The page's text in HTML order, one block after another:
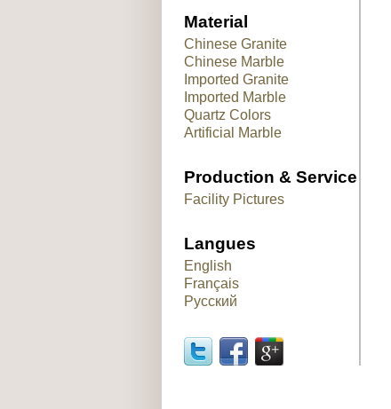
Material
Chinese Granite
Chinese Marble
Imported Granite
Imported Marble
Quartz Colors
Artificial Marble
Production & Service
Facility Pictures
Langues
English
Français
Русский